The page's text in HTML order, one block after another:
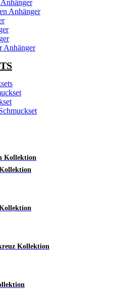
Anhänger
Anhänger
Anhänger
Kollektion
Kollektion